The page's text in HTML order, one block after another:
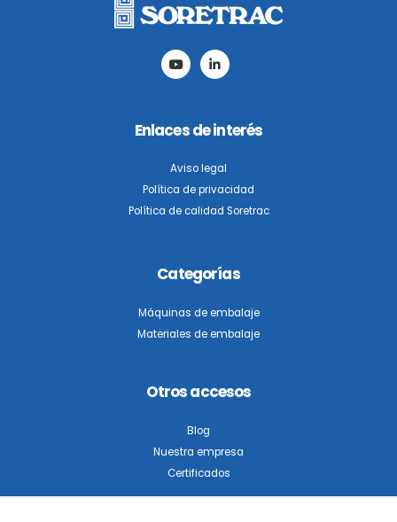
Enlaces de interés
Aviso legal
Política de privacidad
Política de calidad Soretrac
Categorías
Máquinas de embalaje
Materiales de embalaje
Otros accesos
Blog
Nuestra empresa
Certificados